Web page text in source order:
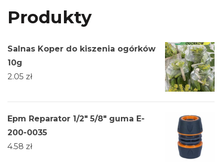
Produkty
Salnas Koper do kiszenia ogórków
10g
2.05 zł
Epm Reparator 1/2" 5/8" guma E-
200-0035
4.58 zł